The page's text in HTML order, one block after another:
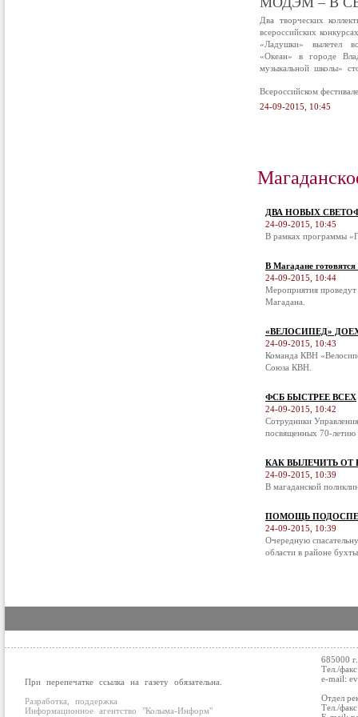
Два творческих
всероссийских
«Ладушки» вылетел
«Океан» в городе
музыкальной школы»
Всероссийском
24-09-2015, 10:45
ДВА НОВЫХ
24-09-2015, 10:45
В рамках программы
В Магадане
24-09-2015, 10:44
Мероприятия
Магадана.
«ВЕЛОСИПЕД»
24-09-2015, 10:43
Команда КВН
Союза КВН.
ФСБ БЫСТРЕЕ ВСЕХ
24-09-2015, 10:42
Сотрудники
посвященных 70-летию
КАК ВЫЛЕЧИТЬ ОТ
24-09-2015, 10:39
В магаданской
ПОМОЩЬ
24-09-2015, 10:39
Очередную
области в районе
При перепечатке ссылка на газету обязательна.
Разработка, поддержка
Информационное агентство "Колыма-Информ"
685000
Тел./
e-mail:
Отдел
Тел./